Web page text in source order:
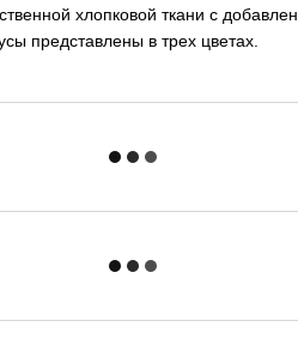
хлопковой ткани с
представлены в трех цветах.